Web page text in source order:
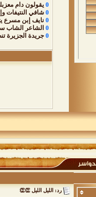
0 يقولون دام
0 شافي النتيفات
0 نايف إبن مسرع
0 الشاعر الشاب
0 جريدة الجزيرة
رد: الليل الليل 👏👏